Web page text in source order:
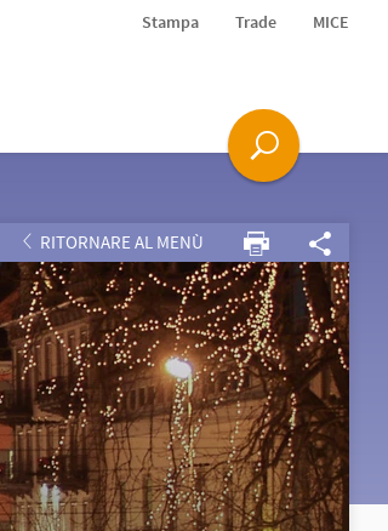
Stampa Trade MICE
RITORNARE AL MENÙ